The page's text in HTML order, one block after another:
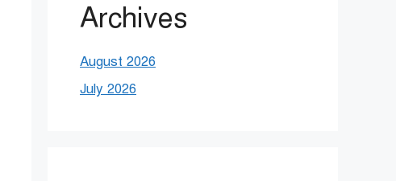
Archives
August 2026
July 2026